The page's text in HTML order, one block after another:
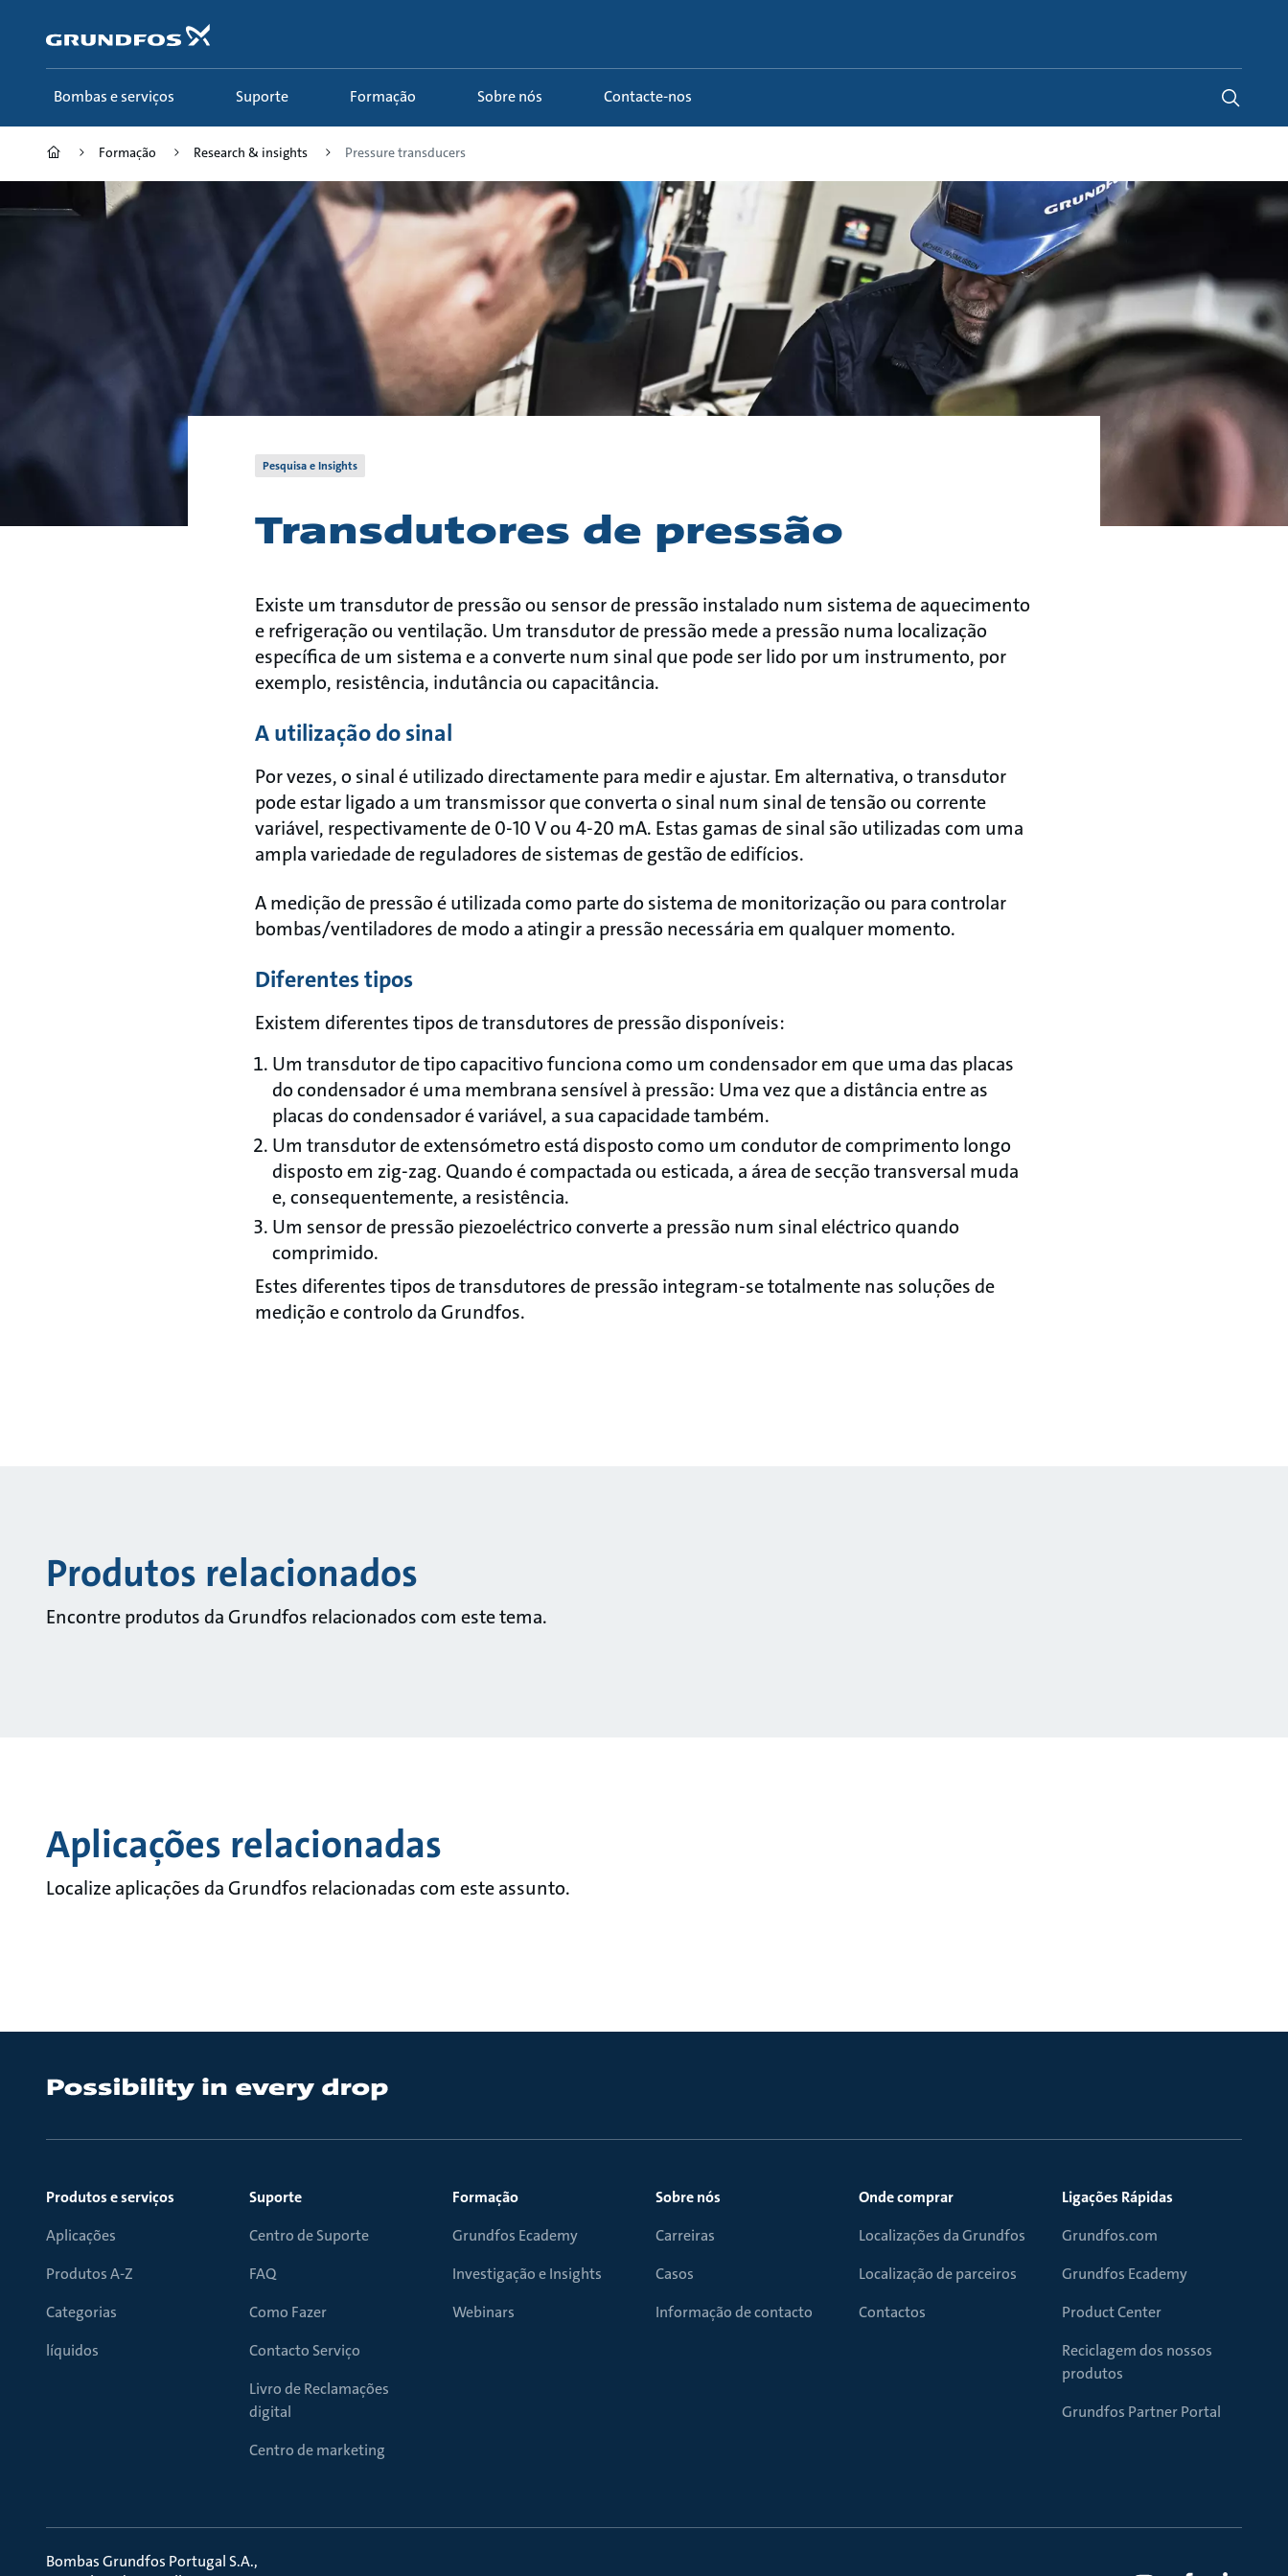
conteúdo
principal
Bombas e serviços Suporte Formação Sobre nós Contacte-nos
Formação Research & insights Pressure transducers
Pesquisa e Insights
Transdutores de pressão
Existe um transdutor de pressão ou sensor de pressão instalado num sistema de aquecimento
e refrigeração ou ventilação. Um transdutor de pressão mede a pressão numa localização
específica de um sistema e a converte num sinal que pode ser lido por um instrumento, por
exemplo, resistência, indutância ou capacitância.
A utilização do sinal
Por vezes, o sinal é utilizado directamente para medir e ajustar. Em alternativa, o transdutor
pode estar ligado a um transmissor que converta o sinal num sinal de tensão ou corrente
variável, respectivamente de 0-10 V ou 4-20 mA. Estas gamas de sinal são utilizadas com uma
ampla variedade de reguladores de sistemas de gestão de edifícios.
A medição de pressão é utilizada como parte do sistema de monitorização ou para controlar
bombas/ventiladores de modo a atingir a pressão necessária em qualquer momento.
Diferentes tipos
Existem diferentes tipos de transdutores de pressão disponíveis:
Um transdutor de tipo capacitivo funciona como um condensador em que uma das placas
do condensador é uma membrana sensível à pressão: Uma vez que a distância entre as
placas do condensador é variável, a sua capacidade também.
Um transdutor de extensómetro está disposto como um condutor de comprimento longo
disposto em zig-zag. Quando é compactada ou esticada, a área de secção transversal muda
e, consequentemente, a resistência.
Um sensor de pressão piezoeléctrico converte a pressão num sinal eléctrico quando
comprimido.
Estes diferentes tipos de transdutores de pressão integram-se totalmente nas soluções de
medição e controlo da Grundfos.
Produtos relacionados
Encontre produtos da Grundfos relacionados com este tema.
Aplicações relacionadas
Localize aplicações da Grundfos relacionadas com este assunto.
Produtos e serviços
Aplicações
Produtos A-Z
Categorias
líquidos
Suporte
Centro de Suporte
FAQ
Como Fazer
Contacto Serviço
Livro de Reclamações
digital
Centro de marketing
Formação
Grundfos Ecademy
Investigação e Insights
Webinars
Sobre nós
Carreiras
Casos
Informação de contacto
Onde comprar
Localizações da Grundfos
Localização de parceiros
Contactos
Ligações Rápidas
Grundfos.com
Grundfos Ecademy
Product Center
Reciclagem dos nossos
produtos
Grundfos Partner Portal
Bombas Grundfos Portugal S.A.